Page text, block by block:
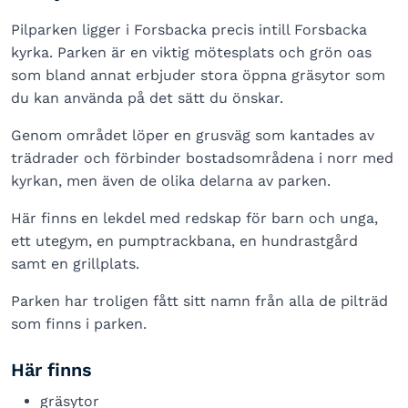
Pilparken ligger i Forsbacka precis intill Forsbacka
kyrka. Parken är en viktig mötesplats och grön oas
som bland annat erbjuder stora öppna gräsytor som
du kan använda på det sätt du önskar.
Genom området löper en grusväg som kantades av
trädrader och förbinder bostadsområdena i norr med
kyrkan, men även de olika delarna av parken.
Här finns en lekdel med redskap för barn och unga,
ett utegym, en pumptrackbana, en hundrastgård
samt en grillplats.
Parken har troligen fått sitt namn från alla de pilträd
som finns i parken.
Här finns
gräsytor